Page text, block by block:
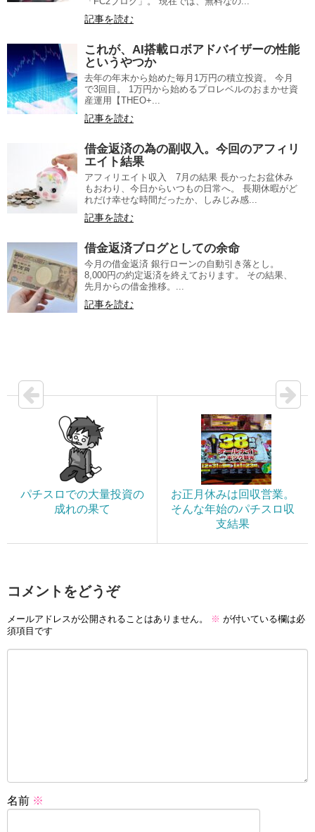
記事を読む
これが、AI搭載ロボアドバイザーの性能
というやつか
去年の年末から始めた毎月1万円の積立投資。 今月
で3回目。 1万円から始めるプロレベルのおまかせ資
産運用【THEO+...
記事を読む
借金返済の為の副収入。今回のアフィリ
エイト結果
アフィリエイト収入 7月の結果 長かったお盆休み
もおわり、今日からいつもの日常へ。 長期休暇がど
れだけ幸せな時間だったか、しみじみ感...
記事を読む
借金返済ブログとしての余命
今月の借金返済 銀行ローンの自動引き落とし。
8,000円の約定返済を終えております。 その結果、
先月からの借金推移。...
記事を読む
パチスロでの大量投資の
成れの果て
お正月休みは回収営業。
そんな年始のパチスロ収
支結果
コメントをどうぞ
メールアドレスが公開されることはありません。 ※ が付いている欄は必
須項目です
名前 ※